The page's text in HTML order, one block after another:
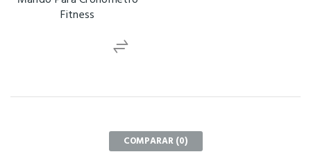
Fitness
COMPARAR (0)